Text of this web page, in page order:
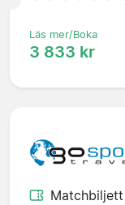
Läs mer/Boka
3 833 kr